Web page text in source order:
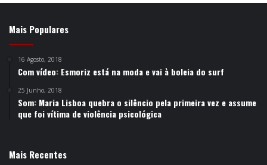
Mais Populares
16 Agosto, 2018
Com vídeo: Esmoriz está na moda e vai à boleia do surf
25 Junho, 2018
Som: Maria Lisboa quebra o silêncio pela primeira vez e assume
que foi vítima de violência psicológica
Mais Recentes